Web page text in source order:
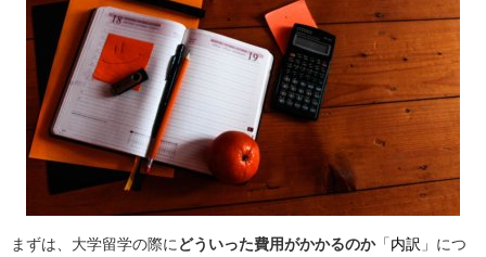
まずは、大学留学の際に どういった費用がかかるのか「 内訳 」につ